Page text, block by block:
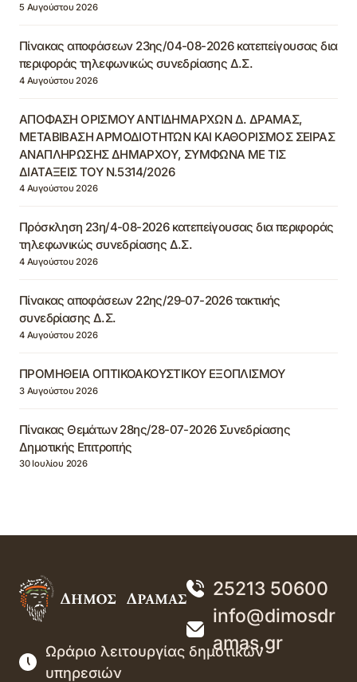
5 Αυγούστου 2026
Πίνακας αποφάσεων 23ης/04-08-2026 κατεπείγουσας δια
περιφοράς τηλεφωνικώς συνεδρίασης Δ.Σ.
4 Αυγούστου 2026
ΑΠΟΦΑΣΗ ΟΡΙΣΜΟΥ ΑΝΤΙΔΗΜΑΡΧΩΝ Δ. ΔΡΑΜΑΣ,
ΜΕΤΑΒΙΒΑΣΗ ΑΡΜΟΔΙΟΤΗΤΩΝ ΚΑΙ ΚΑΘΟΡΙΣΜΟΣ ΣΕΙΡΑΣ
ΑΝΑΠΛΗΡΩΣΗΣ ΔΗΜΑΡΧΟΥ, ΣΥΜΦΩΝΑ ΜΕ ΤΙΣ
ΔΙΑΤΑΞΕΙΣ ΤΟΥ Ν.5314/2026
4 Αυγούστου 2026
Πρόσκληση 23η/4-08-2026 κατεπείγουσας δια περιφοράς
τηλεφωνικώς συνεδρίασης Δ.Σ.
4 Αυγούστου 2026
Πίνακας αποφάσεων 22ης/29-07-2026 τακτικής
συνεδρίασης Δ.Σ.
4 Αυγούστου 2026
ΠΡΟΜΗΘΕΙΑ ΟΠΤΙΚΟΑΚΟΥΣΤΙΚΟΥ ΕΞΟΠΛΙΣΜΟΥ
3 Αυγούστου 2026
Πίνακας Θεμάτων 28ης/28-07-2026 Συνεδρίασης
Δημοτικής Επιτροπής
30 Ιουλίου 2026
25213 50600
info@dimosdr
amas.gr
Ωράριο λειτουργίας δημοτικών
υπηρεσιών